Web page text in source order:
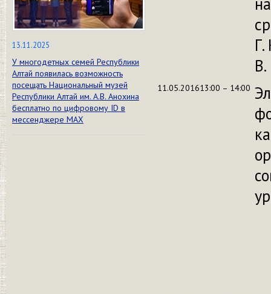
13.11.2025
У многодетных семей Республики
Алтай появилась возможность
посещать Национальный музей
Республики Алтай им. А.В. Анохина
бесплатно по цифровому ID в
мессенджере МАХ
11.05.201613:00 – 14:00